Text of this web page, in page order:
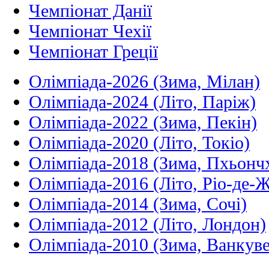
Чемпіонат Данії
Чемпіонат Чехії
Чемпіонат Греції
Олімпіада-2026 (Зима, Мілан)
Олімпіада-2024 (Літо, Паріж)
Олімпіада-2022 (Зима, Пекін)
Олімпіада-2020 (Літо, Токіо)
Олімпіада-2018 (Зима,
Олімпіада-2016 (Літо, Ріо-де-
Олімпіада-2014 (Зима, Сочі)
Олімпіада-2012 (Літо, Лондон)
Олімпіада-2010 (Зима,